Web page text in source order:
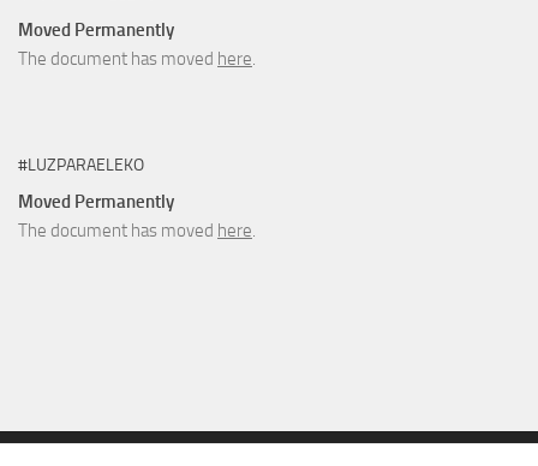
Moved Permanently
The document has moved here.
#LUZPARAELEKO
Moved Permanently
The document has moved here.